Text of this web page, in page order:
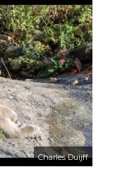
Charles Duijff